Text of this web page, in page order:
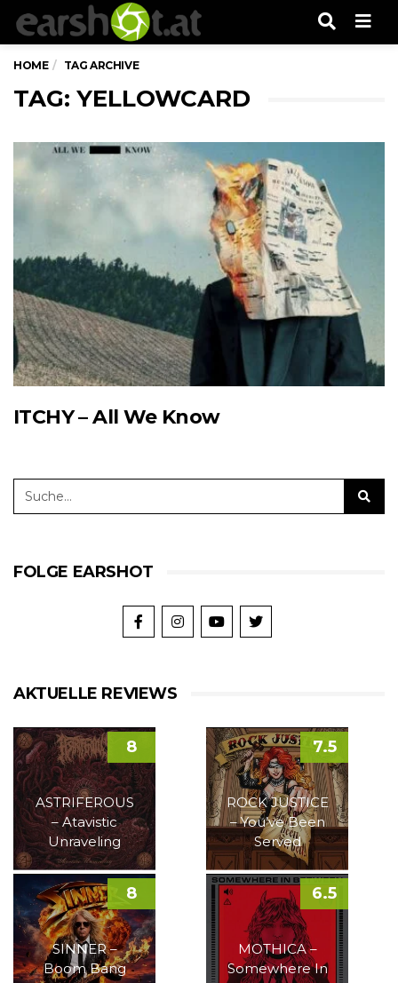
HOME TAG ARCHIVE
TAG: YELLOWCARD
ITCHY – All We Know
FOLGE EARSHOT
AKTUELLE REVIEWS
ASTRIFEROUS
– Atavistic
Unraveling
8
ROCK JUSTICE
– You’ve Been
Served
7.5
SINNER –
Boom Bang
8
MOTHICA –
Somewhere In
6.5